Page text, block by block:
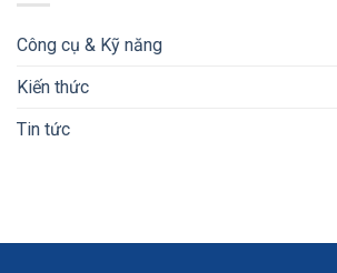
Công cụ & Kỹ năng
Kiến thức
Tin tức